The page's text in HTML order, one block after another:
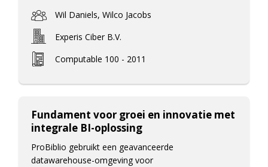
Wil Daniels, Wilco Jacobs
Experis Ciber B.V.
Computable 100 - 2011
Fundament voor groei en innovatie met
integrale BI-oplossing
ProBiblio gebruikt een geavanceerde
datawarehouse-omgeving voor